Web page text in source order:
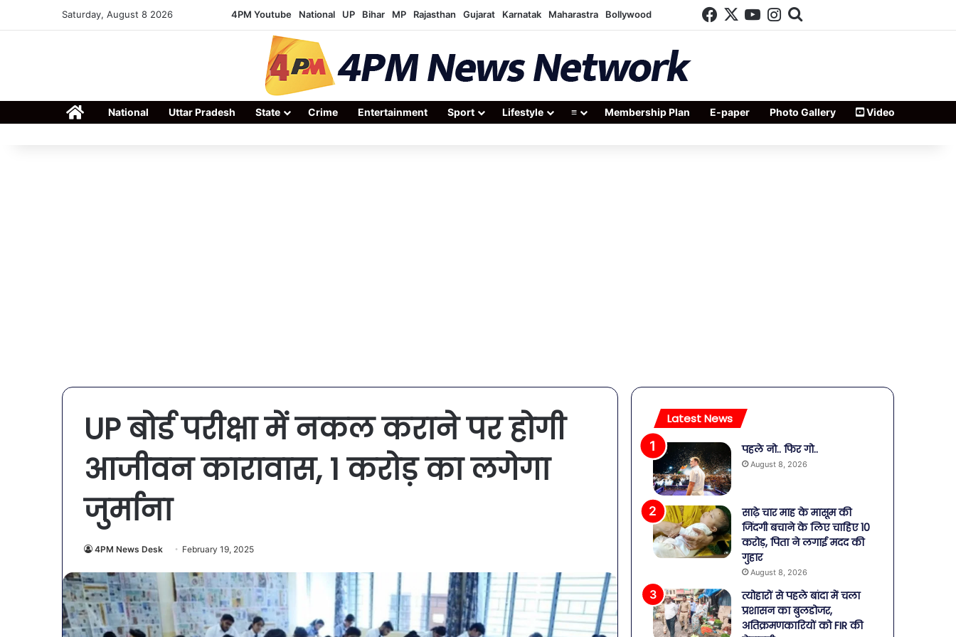
Saturday, August 8 2026 4PM Youtube National UP Bihar MP Rajasthan Gujarat Karnatak Maharastra Bollywood Facebook
X YouTube
Instagram
HomeNational Uttar Pradesh State Crime Entertainment Sport Lifestyle ≡ Membership Plan E-paper Photo Gallery Video
UP बोर्ड परीक्षा में नकल कराने पर होगी
आजीवन कारावास, 1 करोड़ का लगेगा
जुर्माना
4PM News Desk February 19, 2025
Latest News
पहले नो.. फिर गो..
August 8, 2026
साढ़े चार माह के मासूम की
जिंदगी बचाने के लिए चाहिए 10
करोड़, पिता ने लगाई मदद की
गुहार
August 8, 2026
त्योहारों से पहले बांदा में चला
प्रशासन का बुलडोजर,
अतिक्रमणकारियों को FIR की